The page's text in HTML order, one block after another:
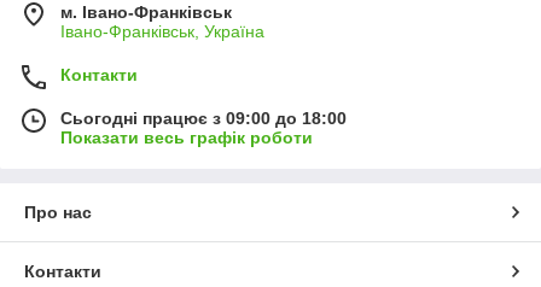
м. Івано-Франківськ
Івано-Франківськ, Україна
Контакти
Сьогодні працює з 09:00 до 18:00
Показати весь графік роботи
Про нас
Контакти